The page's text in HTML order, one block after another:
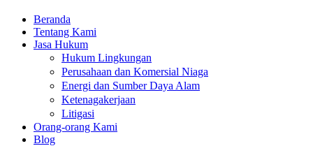
Beranda
Tentang Kami
Jasa Hukum
Hukum Lingkungan
Perusahaan dan Komersial Niaga
Energi dan Sumber Daya Alam
Ketenagakerjaan
Litigasi
Orang-orang Kami
Blog